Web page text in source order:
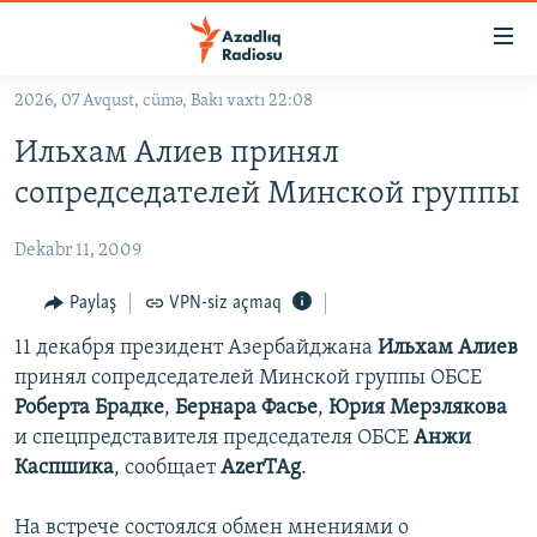
Əsas
qayıt
Əsas
naviqasiyaya
qayıt
KORRUPSIOMETR
#ƏSLINDƏ
FƏRQƏ BAX
QANUNI DOĞRU
ARAŞDIRMA
MULTIMEDIA
VIDEO
RADIO ARXIV
HAQQIMIZDA
2026, 07 Avqust, cümə, Bakı vaxtı 22:08
Ильхам Алиев принял
сопредседателей Минской группы
Dekabr 11, 2009
Paylaş VPN-siz açmaq
11 декабря президент Азербайджана Ильхам Алиев
принял сопредседателей Минской группы ОБСЕ
Роберта Брадке, Бернара Фасье, Юрия Мерзлякова
и спецпредставителя председателя ОБСЕ Анжи
Каспшика, сообщаетAzerTAg.
На встрече состоялся обмен мнениями о